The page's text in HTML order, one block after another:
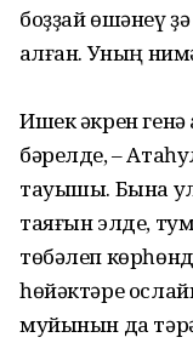
боҙҙай өшәнеү
ҡалған. Уның
Ишек әкрен генә
бәрелде, –
тауышы. Бына
таяғын элде,
төбәлеп
һөйәктәре
муйынын да